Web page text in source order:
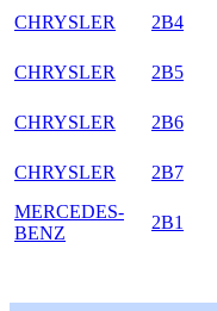
CHRYSLER
2B4
CHRYSLER
2B5
CHRYSLER
2B6
CHRYSLER
2B7
MERCEDES-
BENZ
2B1